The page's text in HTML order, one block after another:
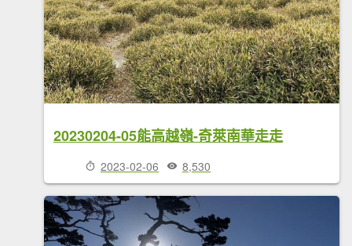
20230204-05能高越嶺-奇萊南華走走
2023-02-06 8,530